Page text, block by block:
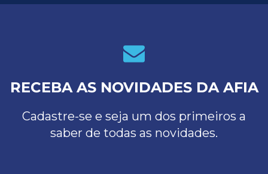
RECEBA AS NOVIDADES DA AFIA
Cadastre-se e seja um dos primeiros a
saber de todas as novidades.